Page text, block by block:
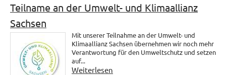
Teilname an der Umwelt- und Klimaallianz
Sachsen
Mit unserer Teilnahme an der Umwelt- und
Klimaallianz Sachsen übernehmen wir noch mehr
Verantwortung für den Umweltschutz und setzen
auf...
Weiterlesen